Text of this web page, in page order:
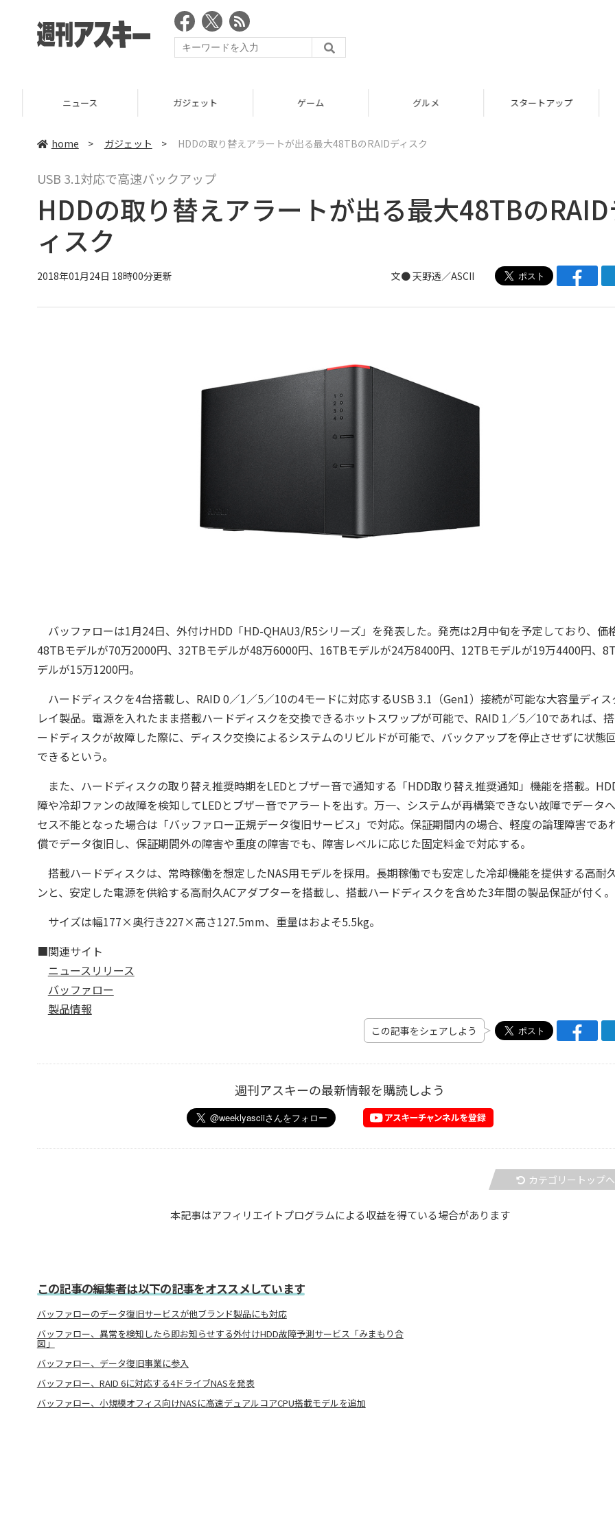
ニュース ガジェット ゲーム グルメ スタートアップ
home > ガジェット > HDDの取り替えアラートが出る最大48TBのRAIDディスク
USB 3.1対応で高速バックアップ
HDDの取り替えアラートが出る最大48TBの
ィスク
2018年01月24日 18時00分更新 文● 天野透／ASCII
バッファローは1月24日、外付けHDD「HD-QHAU3/R5シリーズ」を発表した。発売は2月中旬を予定しており、価
48TBモデルが70万2000円、32TBモデルが48万6000円、16TBモデルが24万8400円、12TBモデルが19万4400円、
デルが15万1200円。
ハードディスクを4台搭載し、RAID 0／1／5／10の4モードに対応するUSB 3.1（Gen1）接続が可能な大容量ディス
レイ製品。電源を入れたまま搭載ハードディスクを交換できるホットスワップが可能で、RAID 1／5／10であれば、
ードディスクが故障した際に、ディスク交換によるシステムのリビルドが可能で、バックアップを停止させずに状態
できるという。
また、ハードディスクの取り替え推奨時期をLEDとブザー音で通知する「HDD取り替え推奨通知」機能を搭載。
障や冷却ファンの故障を検知してLEDとブザー音でアラートを出す。万一、システムが再構築できない故障でデータ
セス不能となった場合は「バッファロー正規データ復旧サービス」で対応。保証期間内の場合、軽度の論理障害であ
償でデータ復旧し、保証期間外の障害や重度の障害でも、障害レベルに応じた固定料金で対応する。
搭載ハードディスクは、常時稼働を想定したNAS用モデルを採用。長期稼働でも安定した冷却機能を提供する高耐
ンと、安定した電源を供給する高耐久ACアダプターを搭載し、搭載ハードディスクを含めた3年間の製品保証が付く。
サイズは幅177×奥行き227×高さ127.5mm、重量はおよそ5.5kg。
■関連サイト
ニュースリリース
バッファロー
製品情報
この記事をシェアしよう
週刊アスキーの最新情報を購読しよう
カテゴリートップへ
本記事はアフィリエイトプログラムによる収益を得ている場合があります
この記事の編集者は以下の記事をオススメしています
バッファローのデータ復旧サービスが他ブランド製品にも対応
バッファロー、異常を検知したら即お知らせする外付けHDD故障予測サービス「みまもり合
図」
バッファロー、データ復旧事業に参入
バッファロー、RAID 6に対応する4ドライブNASを発表
バッファロー、小規模オフィス向けNASに高速デュアルコアCPU搭載モデルを追加